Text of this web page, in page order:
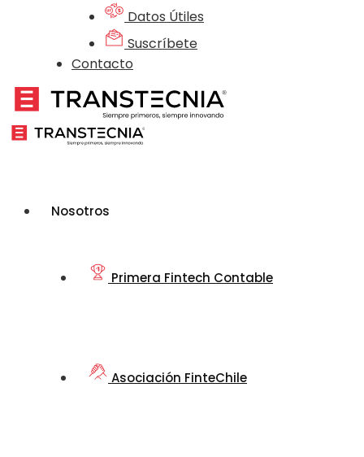
Datos Útiles
Suscríbete
Contacto
Nosotros
Primera Fintech Contable
Asociación FinteChile